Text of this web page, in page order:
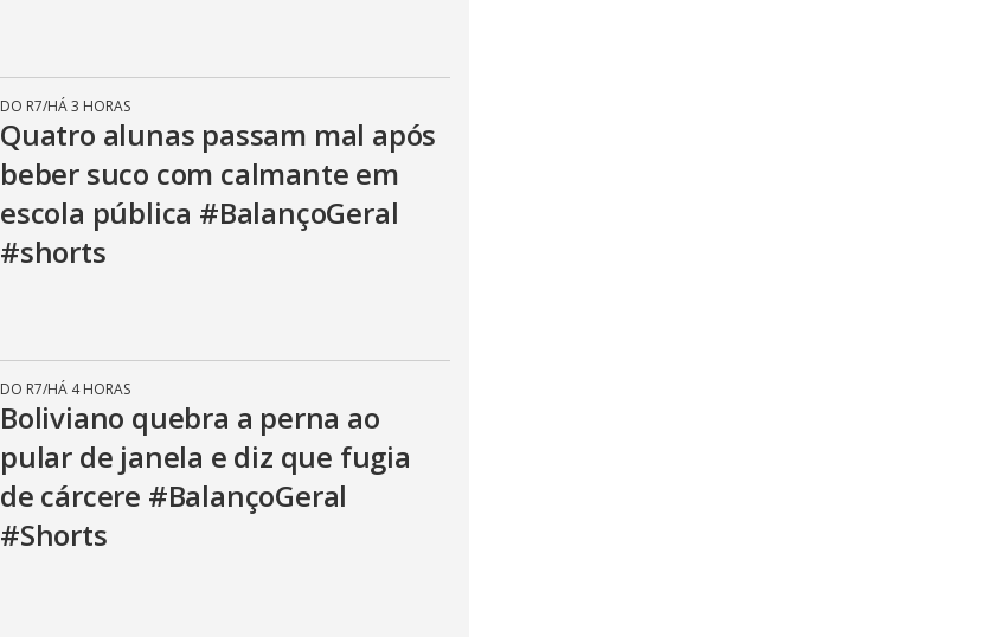
DO R7/HÁ 3 HORAS
Quatro alunas passam mal após
beber suco com calmante em
escola pública #BalançoGeral
#shorts
DO R7/HÁ 4 HORAS
Boliviano quebra a perna ao
pular de janela e diz que fugia
de cárcere #BalançoGeral
#Shorts